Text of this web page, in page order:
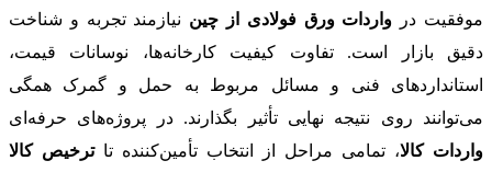
موفقیت در واردات ورق فولادی از چین نیازمند تجربه و شناخت
دقیق بازار است. تفاوت کیفیت کارخانه‌ها، نوسانات قیمت،
استانداردهای فنی و مسائل مربوط به حمل و گمرک همگی
می‌توانند روی نتیجه نهایی تأثیر بگذارند. در پروژه‌های حرفه‌ای
واردات کالا، تمامی مراحل از انتخاب تأمین‌کننده تاترخیص کالا